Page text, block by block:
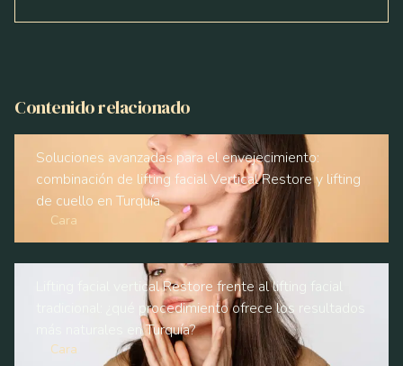
Contenido relacionado
Soluciones avanzadas para el envejecimiento:
combinación de lifting facial Vertical Restore y lifting
de cuello en Turquía
Cara
Lifting facial vertical Restore frente al lifting facial
tradicional: ¿qué procedimiento ofrece los resultados
más naturales en Turquía?
Cara